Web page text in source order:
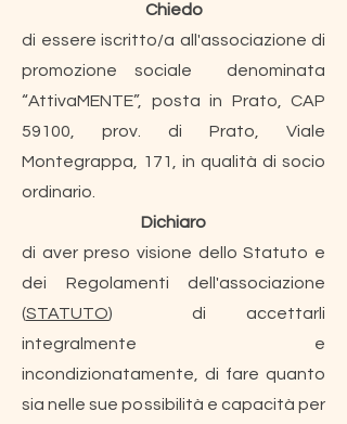
Chiedo
di essere iscritto/a all'associazione di
promozione sociale denominata
“AttivaMENTE”, posta in Prato, CAP
59100, prov. di Prato, Viale
Montegrappa, 171, in qualità di socio
ordinario.
Dichiaro
di aver preso visione dello Statuto e
dei Regolamenti dell'associazione
(STATUTO) di accettarli
integralmente e
incondizionatamente, di fare quanto
sia nelle sue possibilità e capacità per